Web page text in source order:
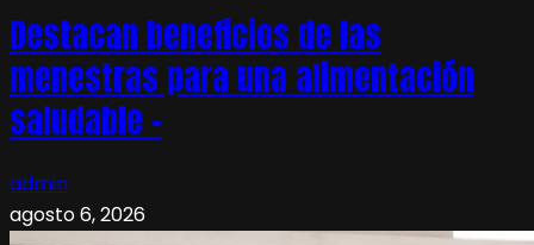
Destacan beneficios de las
menestras para una alimentación
saludable –
admin
agosto 6, 2026